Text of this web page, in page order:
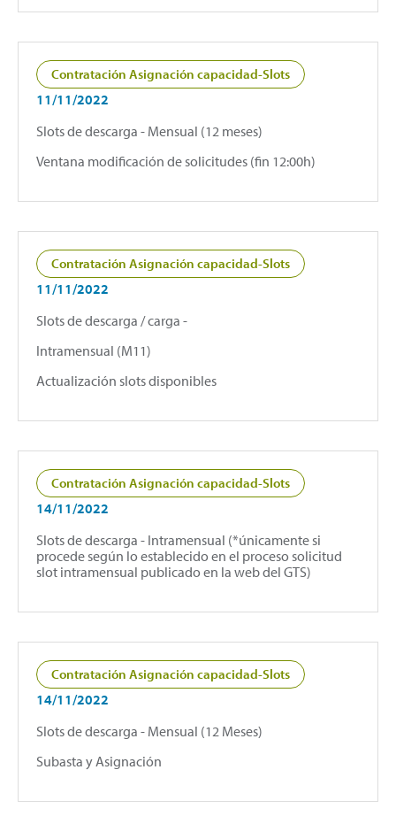
Contratación Asignación capacidad-Slots
11/11/2022
Slots de descarga - Mensual (12 meses)
Ventana modificación de solicitudes (fin 12:00h)
Contratación Asignación capacidad-Slots
11/11/2022
Slots de descarga / carga -
Intramensual (M11)
Actualización slots disponibles
Contratación Asignación capacidad-Slots
14/11/2022
Slots de descarga - Intramensual (*únicamente si
procede según lo establecido en el proceso solicitud
slot intramensual publicado en la web del GTS)
Contratación Asignación capacidad-Slots
14/11/2022
Slots de descarga - Mensual (12 Meses)
Subasta y Asignación